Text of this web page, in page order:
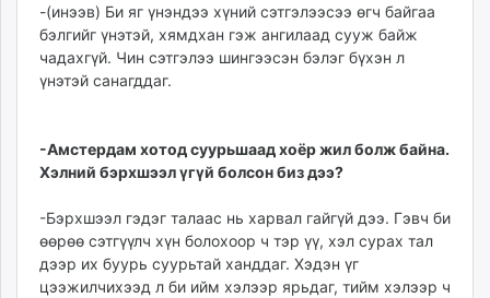
-(инээв) Би яг үнэндээ хүний сэтгэлээсээ өгч байгаа
бэлгийг үнэтэй, хямдхан гэж ангилаад сууж байж
чадахгүй. Чин сэтгэлээ шингээсэн бэлэг бүхэн л
үнэтэй санагддаг.
-Амстердам хотод суурьшаад хоёр жил болж байна.
Хэлний бэрхшээл үгүй болсон биз дээ?
-Бэрхшээл гэдэг талаас нь харвал гайгүй дээ. Гэвч би
өөрөө сэтгүүлч хүн болохоор ч тэр үү, хэл сурах тал
дээр их буурь суурьтай ханддаг. Хэдэн үг
цээжилчихээд л би ийм хэлээр ярьдаг, тийм хэлээр ч